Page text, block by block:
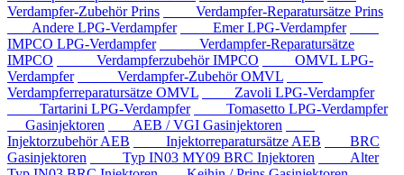
Verdampfer-Zubehör Prins
Verdampfer-Reparatursätze Prins
Andere LPG-Verdampfer
Emer LPG-Verdampfer
IMPCO LPG-Verdampfer
Verdampfer-Reparatursätze
IMPCO
Verdampferzubehör IMPCO
OMVL LPG-
Verdampfer
Verdampfer-Zubehör OMVL
Verdampferreparatursätze OMVL
Zavoli LPG-Verdampfer
Tartarini LPG-Verdampfer
Tomasetto LPG-Verdampfer
Gasinjektoren
AEB / VGI Gasinjektoren
Injektorzubehör AEB
Injektorreparatursätze AEB
BRC
Gasinjektoren
Typ IN03 MY09 BRC Injektoren
Alter